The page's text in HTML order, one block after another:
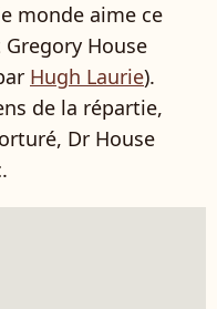
monde aime ce
House
Hugh Laurie).
de la répartie,
Dr House